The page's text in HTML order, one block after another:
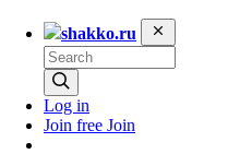
shakko.ru
Log in
Join free Join